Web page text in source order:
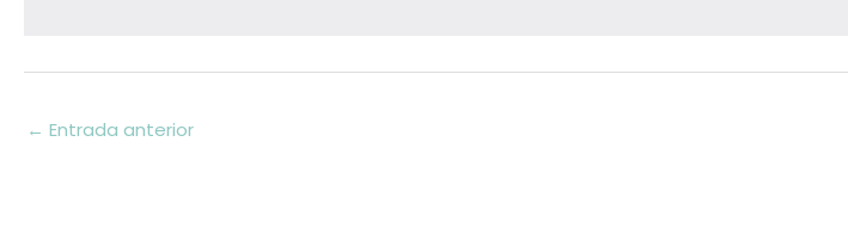
← Entrada anterior